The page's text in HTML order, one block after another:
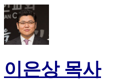
이은상 목사